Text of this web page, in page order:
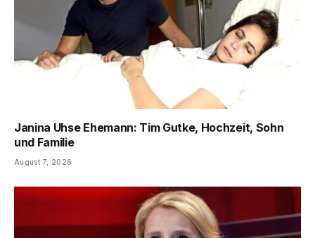
Janina Uhse Ehemann: Tim Gutke, Hochzeit, Sohn
und Familie
August 7, 2026